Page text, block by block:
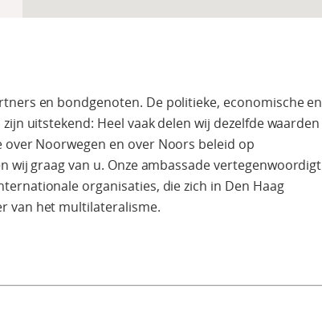
en bondgenoten. De politieke, economische en
uitstekend: Heel vaak delen wij dezelfde waarden
Noorwegen en over Noors beleid op
wij graag van u. Onze ambassade vertegenwoordigt
organisaties, die zich in Den Haag
van het multilateralisme.